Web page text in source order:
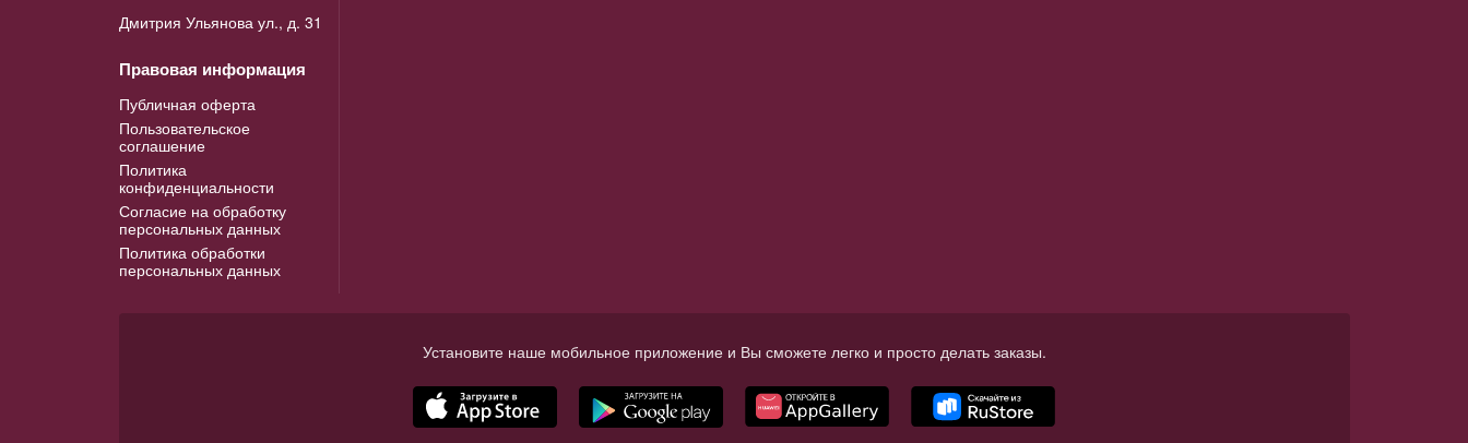
Дмитрия Ульянова ул., д. 31
Правовая информация
Публичная оферта
Пользовательское
соглашение
Политика
конфиденциальности
Согласие на обработку
персональных данных
Политика обработки
персональных данных
Установите наше мобильное приложение и Вы сможете легко и просто делать заказы.